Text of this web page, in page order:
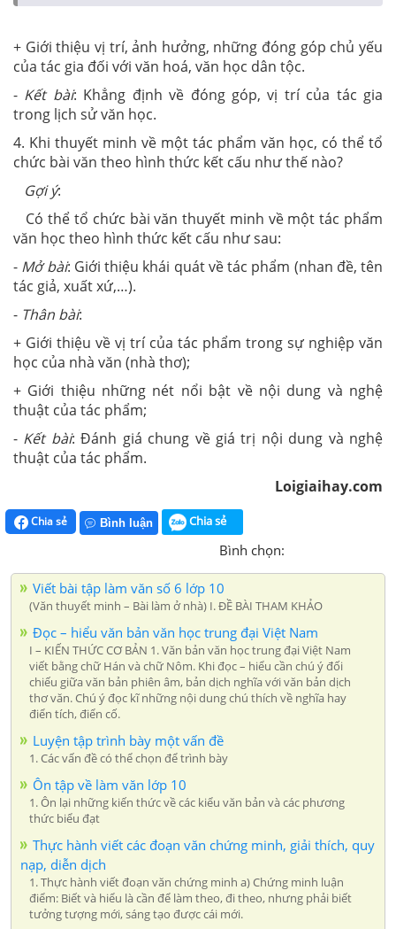
+ Giới thiệu vị trí, ảnh hưởng, những đóng góp chủ yếu
của tác gia đối với văn hoá, văn học dân tộc.
- Kết bài: Khẳng định về đóng góp, vị trí của tác gia
trong lịch sử văn học.
4. Khi thuyết minh về một tác phẩm văn học, có thể tổ
chức bài văn theo hình thức kết cấu như thế nào?
Gợi ý:
Có thể tổ chức bài văn thuyết minh về một tác phẩm
văn học theo hình thức kết cấu như sau:
- Mở bài: Giới thiệu khái quát về tác phẩm (nhan đề, tên
tác giả, xuất xứ,…).
- Thân bài:
+ Giới thiệu về vị trí của tác phẩm trong sự nghiệp văn
học của nhà văn (nhà thơ);
+ Giới thiệu những nét nổi bật về nội dung và nghệ
thuật của tác phẩm;
- Kết bài: Đánh giá chung về giá trị nội dung và nghệ
thuật của tác phẩm.
Loigiaihay.com
Chia sẻ Bình luận Chia sẻ
Bình chọn:
Viết bài tập làm văn số 6 lớp 10
(Văn thuyết minh – Bài làm ở nhà) I. ĐỀ BÀI THAM KHẢO
Đọc – hiểu văn bản văn học trung đại Việt Nam
I – KIẾN THỨC CƠ BẢN 1. Văn bản văn học trung đại Việt Nam
viết bằng chữ Hán và chữ Nôm. Khi đọc – hiểu cần chú ý đối
chiếu giữa văn bản phiên âm, bản dịch nghĩa với văn bản dịch
thơ văn. Chú ý đọc kĩ những nội dung chú thích về nghĩa hay
điển tích, điển cố.
Luyện tập trình bày một vấn đề
1. Các vấn đề có thể chọn để trình bày
Ôn tập về làm văn lớp 10
1. Ôn lại những kiến thức về các kiểu văn bản và các phương
thức biểu đạt
Thực hành viết các đoạn văn chứng minh, giải thích, quy
nạp, diễn dịch
1. Thực hành viết đoạn văn chứng minh a) Chứng minh luận
điểm: Biết và hiểu là cần để làm theo, đi theo, nhưng phải biết
tưởng tượng mới, sáng tạo được cái mới.